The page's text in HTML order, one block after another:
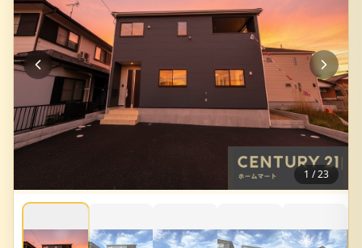
1 /23